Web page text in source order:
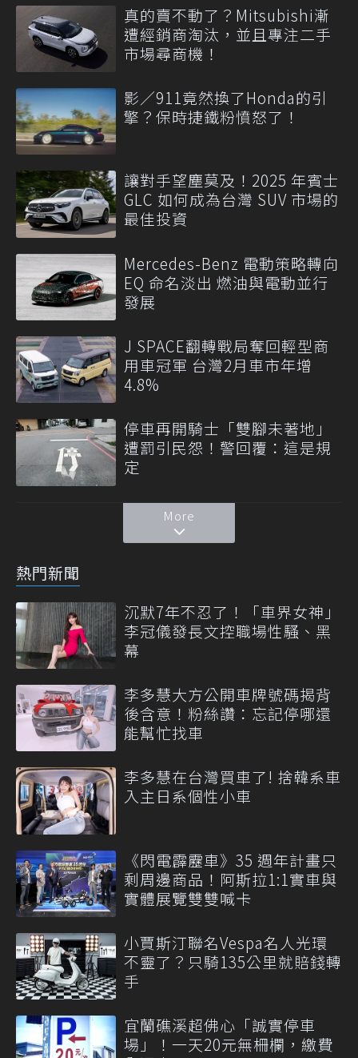
真的賣不動了？Mitsubishi漸
遭經銷商淘汰，並且專注二手
市場尋商機！
影／911竟然換了Honda的引
擎？保時捷鐵粉憤怒了！
讓對手望塵莫及！2025 年賓士
GLC 如何成為台灣 SUV 市場的
最佳投資
Mercedes-Benz 電動策略轉向
EQ 命名淡出 燃油與電動並行
發展
J SPACE翻轉戰局奪回輕型商
用車冠軍 台灣2月車市年增
4.8%
停車再開騎士「雙腳未著地」
遭罰引民怨！警回覆：這是規
定
More
熱門新聞
沉默7年不忍了！「車界女神」
李冠儀發長文控職場性騷、黑
幕
李多慧大方公開車牌號碼揭背
後含意！粉絲讚：忘記停哪還
能幫忙找車
李多慧在台灣買車了! 捨韓系車
入主日系個性小車
《閃電霹靂車》35 週年計畫只
剩周邊商品！阿斯拉1:1實車與
實體展覽雙雙喊卡
小賈斯汀聯名Vespa名人光環
不靈了？只騎135公里就賠錢轉
手
宜蘭礁溪超佛心「誠實停車
場」！一天20元無柵欄，繳費